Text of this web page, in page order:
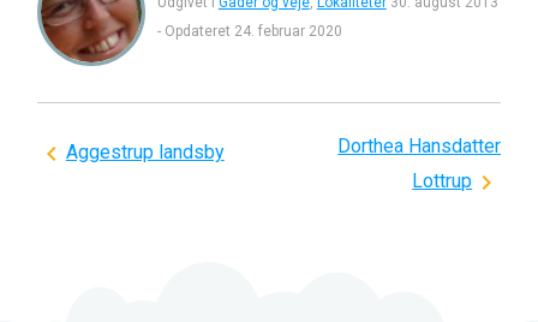
- Opdateret 24. februar 2020
Indlægsnavigation
Aggestrup landsby
Dorthea Hansdatter
Lottrup